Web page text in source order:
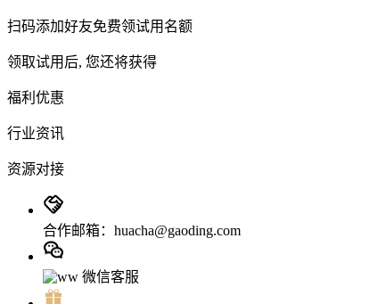
扫码添加好友免费领试用名额
领取试用后, 您还将获得
福利优惠
行业资讯
资源对接
合作邮箱：huacha@gaoding.com
微信客服